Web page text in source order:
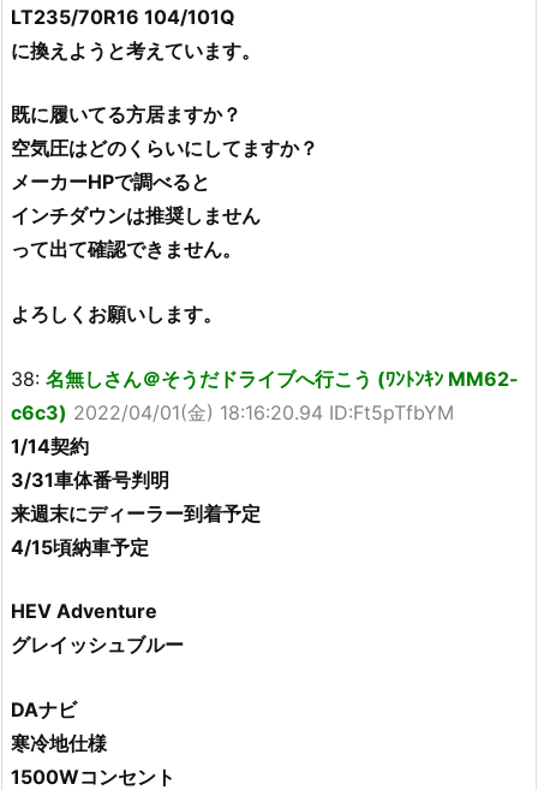
LT235/70R16 104/101Q
に換えようと考えています。
既に履いてる方居ますか？
空気圧はどのくらいにしてますか？
メーカーHPで調べると
インチダウンは推奨しません
って出て確認できません。
よろしくお願いします。
38: 名無しさん＠そうだドライブへ行こう (ﾜﾝﾄﾝｷﾝ MM62-
c6c3) 2022/04/01(金) 18:16:20.94 ID:Ft5pTfbYM
1/14契約
3/31車体番号判明
来週末にディーラー到着予定
4/15頃納車予定
HEV Adventure
グレイッシュブルー
DAナビ
寒冷地仕様
1500Wコンセント